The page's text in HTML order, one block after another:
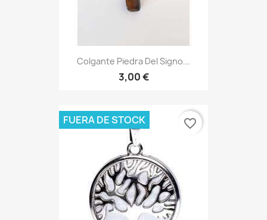
Colgante Piedra Del Signo...
3,00 €
FUERA DE STOCK favorite_border